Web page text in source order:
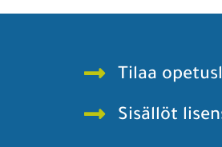
Tilaa
Sisällöt